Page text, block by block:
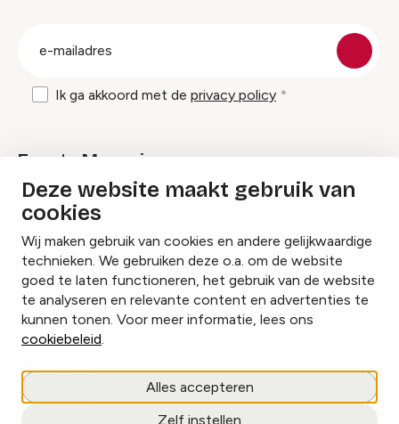
Deze website maakt gebruik van
cookies
Wij maken gebruik van cookies en andere gelijkwaardige
technieken. We gebruiken deze o.a. om de website
goed te laten functioneren, het gebruik van de website
te analyseren en relevante content en advertenties te
kunnen tonen. Voor meer informatie, lees ons
cookiebeleid.
Alles accepteren
Zelf instellen
Ik ga akkoord met de privacy policy
Events Magazine
Ik ontvang graag Events Magazine
InstagramFacebookLinkedIn
Cookies beheren
Privacy policy